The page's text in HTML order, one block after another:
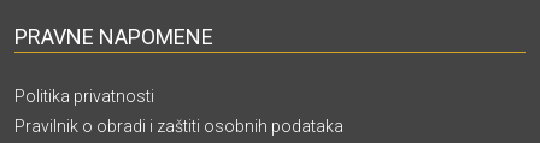
PRAVNE NAPOMENE
Politika privatnosti
Pravilnik o obradi i zaštiti osobnih podataka